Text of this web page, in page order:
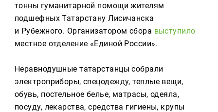
+7 (843) 570−50−00
тонны гуманитарной помощи жителям
подшефных Татарстану Лисичанска
и Рубежного. Организатором сбора выступило
местное отделение «Единой России».
Неравнодушные татарстанцы собрали
электроприборы, спецодежду, теплые вещи,
обувь, постельное белье, матрасы, одеяла,
посуду, лекарства, средства гигиены, крупы